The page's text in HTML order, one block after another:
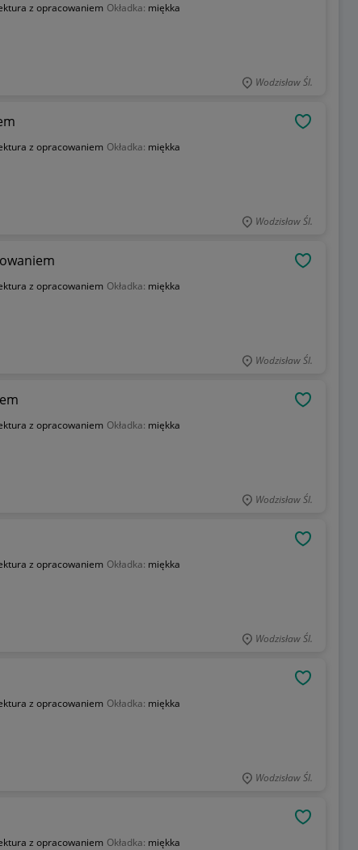
z opracowaniem Okładka: miękka
Wodzisław Śl.
z opracowaniem Okładka: miękka
Wodzisław Śl.
z opracowaniem Okładka: miękka
Wodzisław Śl.
z opracowaniem Okładka: miękka
Wodzisław Śl.
z opracowaniem Okładka: miękka
Wodzisław Śl.
z opracowaniem Okładka: miękka
Wodzisław Śl.
z opracowaniem Okładka: miękka